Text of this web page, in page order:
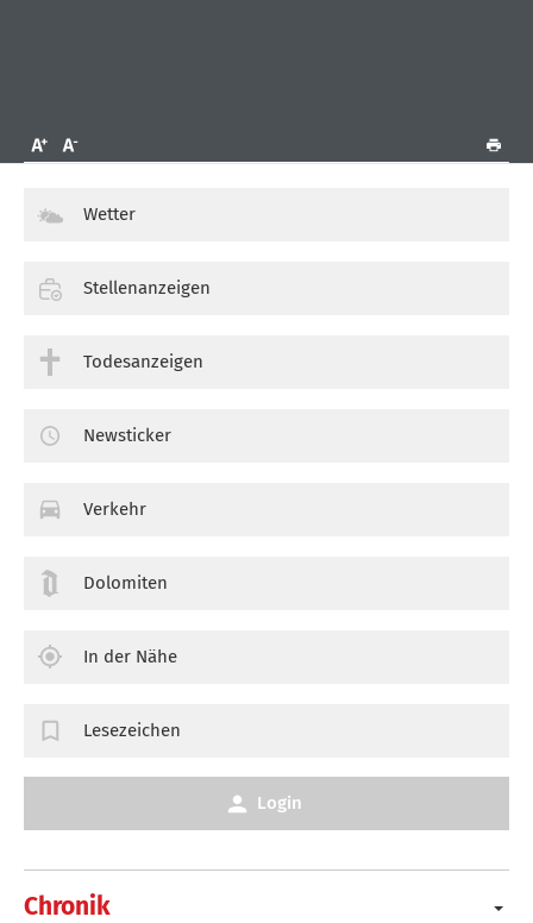
Chronik
Wetter
Stellenanzeigen
Todesanzeigen
Newsticker
Verkehr
Dolomiten
In der Nähe
Lesezeichen
Login